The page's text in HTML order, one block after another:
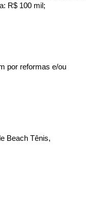
R$ 100 mil;
por reformas e/ou
Beach Tênis,